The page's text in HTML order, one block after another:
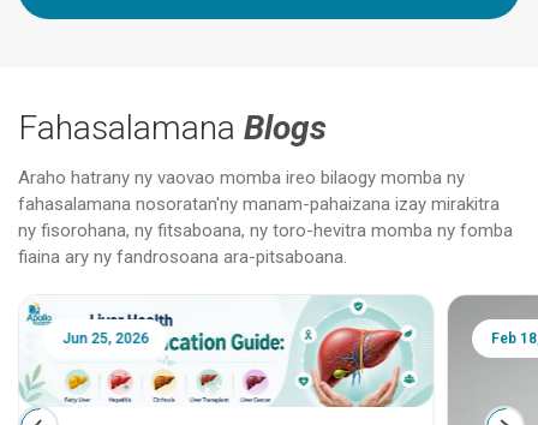
Fahasalamana Blogs
Araho hatrany ny vaovao momba ireo bilaogy momba ny
fahasalamana nosoratan'ny manam-pahaizana izay mirakitra
ny fisorohana, ny fitsaboana, ny toro-hevitra momba ny fomba
fiaina ary ny fandrosoana ara-pitsaboana.
Jun 25, 2026 Feb